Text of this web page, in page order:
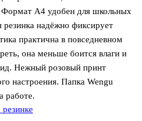
Формат А4 удобен для школьных
резинка надёжно фиксирует
практична в повседневном
она меньше боится влаги и
Нежный розовый принт
настроения. Папка Wengu
работе.